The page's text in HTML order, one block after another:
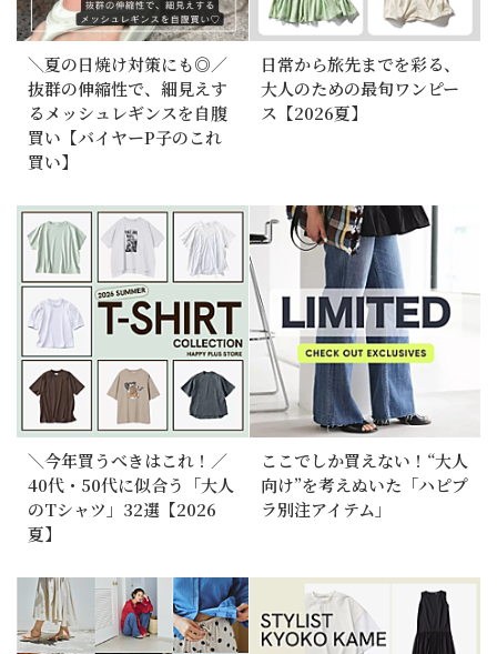
＼夏の日焼け対策にも◎／
抜群の伸縮性で、細見えす
るメッシュレギンスを自腹
買い【バイヤーP子のこれ
買い】
日常から旅先までを彩る、
大人のための最旬ワンピー
ス【2026夏】
＼今年買うべきはこれ！／
40代・50代に似合う「大人
のTシャツ」32選【2026
夏】
ここでしか買えない！“大人
向け”を考えぬいた「ハピプ
ラ別注アイテム」